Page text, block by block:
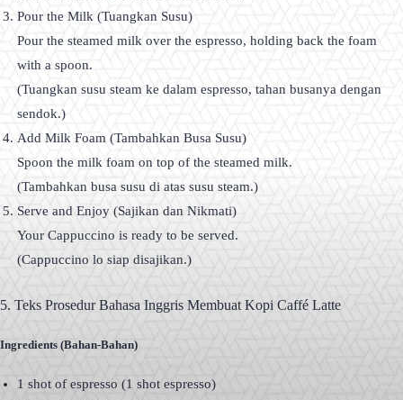
Pour the Milk (Tuangkan Susu)
Pour the steamed milk over the espresso, holding back the foam
with a spoon.
(Tuangkan susu steam ke dalam espresso, tahan busanya dengan
sendok.)
Add Milk Foam (Tambahkan Busa Susu)
Spoon the milk foam on top of the steamed milk.
(Tambahkan busa susu di atas susu steam.)
Serve and Enjoy (Sajikan dan Nikmati)
Your Cappuccino is ready to be served.
(Cappuccino lo siap disajikan.)
5. Teks Prosedur Bahasa Inggris Membuat Kopi Caffé Latte
Ingredients (Bahan-Bahan)
1 shot of espresso (1 shot espresso)